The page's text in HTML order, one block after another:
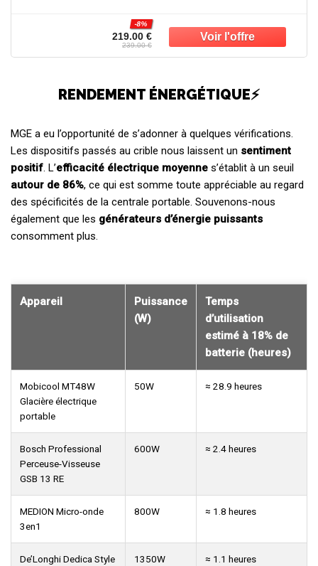
70 min, Solaire/CAC/Voiture, Pour Camping,
Pannes et Tempêtes.
219.00 €
-8%
239.00 €
RENDEMENT ÉNERGÉTIQUE⚡
MGE a eu l’opportunité de s’adonner à quelques vérifications.
Les dispositifs passés au crible nous laissent un sentiment
positif. L’efficacité électrique moyenne s’établit à un seuil
autour de 86%, ce qui est somme toute appréciable au regard
des spécificités de la centrale portable. Souvenons-nous
également que les générateurs d’énergie puissants
consomment plus.
Appareil
Puissance
(W)
Temps
d’utilisation
estimé à 18% de
batterie (heures)
Mobicool MT48W
Glacière électrique
portable
50W ≈ 28.9 heures
Bosch Professional
Perceuse-Visseuse
GSB 13 RE
600W ≈ 2.4 heures
MEDION Micro-onde
3en1
800W ≈ 1.8 heures
De’Longhi Dedica Style
1350W ≈ 1.1 heures